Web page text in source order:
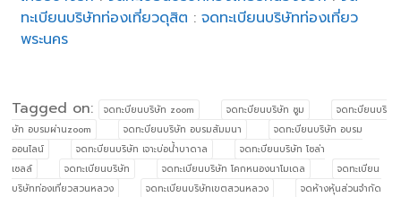
ทะเบียนบริษัทท่องเที่ยวดุสิต :จดทะเบียนบริษัทท่องเที่ยว
พระนคร
Tagged on: จดทะบียนบริษัท zoom จดทะบียนบริษัท ซูม
จดทะบียนบริ
ษัท อบรมผ่านzoom
จดทะบียนบริษัท อบรมสัมมนา
จดทะบียนบริษัท อบรม
ออนไลน์
จดทะบียนบริษัท เจาะบ่อน้ำบาดาล
จดทะบียนบริษัท โซล่า
เซลล์
จดทะเบียนบริษัท จดทะเบียนบริษัท โคกหนองนาโมเดล
จดทะเบียน
บริษัทท่องเที่ยวสวนหลวง
จดทะเบียนบริษัทเขตสวนหลวง
จดห้างหุ้นส่วนจำกัด